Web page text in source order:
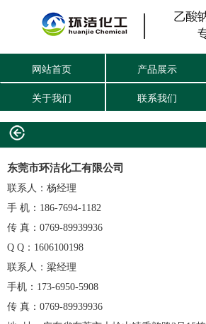
网站首页 产品展示
关于我们 联系我们
东莞市环洁化工有限公司
联系人：杨经理
手 机：186-7694-1182
传 真：0769-89939936
Q Q：1606100198
联系人：梁经理
手机：173-6950-5908
传 真：0769-89939936